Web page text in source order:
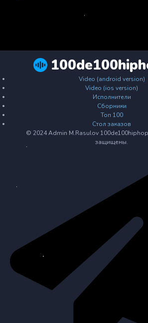
Video (android version)
Video (ios version)
Исполнители
Сборники
Топ 100
Стол заказов
© 2024 Admin M.Rasulov
защищены.